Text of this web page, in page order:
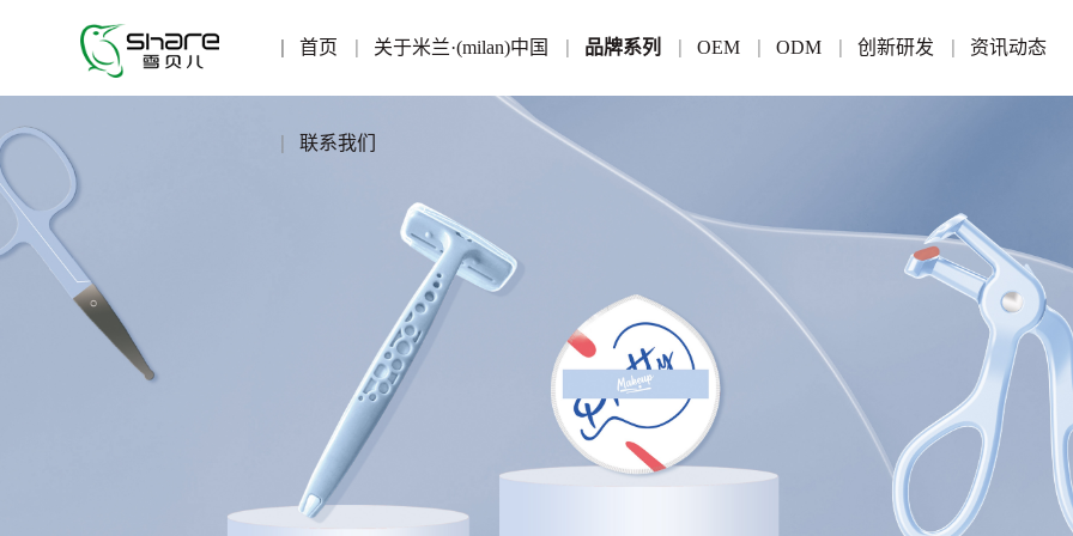
首页 关于米兰·(milan)中国 品牌系列 OEM ODM 创新研发 资讯动态
联系我们